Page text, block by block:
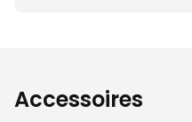
Accessoires